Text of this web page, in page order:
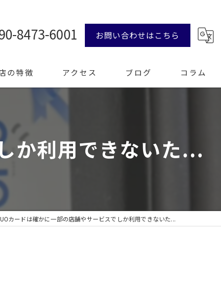
8473-6001 お問い合わせはこちら
の特徴
ド品
リー
理
アクセス ブログ コラム
か利用できないた...
カードは確かに一部の店舗やサービスでしか利用できないた...